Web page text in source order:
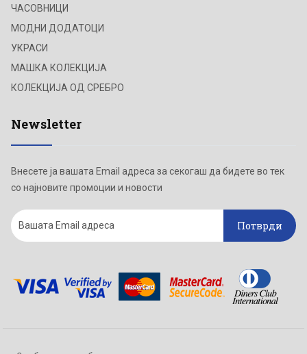
ЧАСОВНИЦИ
МОДНИ ДОДАТОЦИ
УКРАСИ
МАШКА КОЛЕКЦИЈА
КОЛЕКЦИЈА ОД СРЕБРО
Newsletter
Внесете ја вашата Email адреса за секогаш да бидете во тек
со најновите промоции и новости
Потврди